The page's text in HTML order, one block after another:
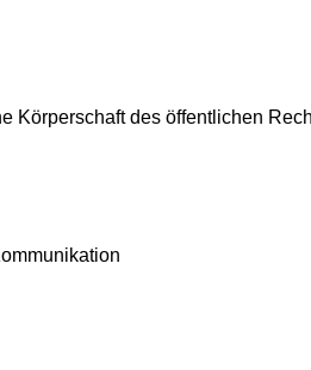
Körperschaft des öffentlichen